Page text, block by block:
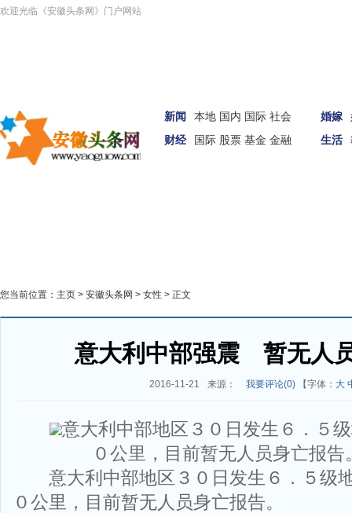
欢迎光临《安徽头条网》门户网站
新闻 本地 国内 国际 社会
财经
国际 股票 基金 金融
婚嫁
生活
您当前位置： 主页 > 安徽头条网 > 女性 > 正文
意大利中部强震 暂无人
2016-11-21 来源： 我要评论(0)【字体： 大
意大利中部地区３０日发生６．５
０公里，目前暂无人员身亡报告
意大利中部地区３０日发生６．５级
０公里，目前暂无人员身亡报告。